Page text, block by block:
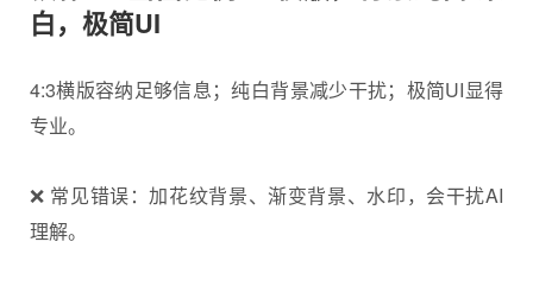
白，极简UI
4:3横版容纳足够信息；纯白背景减少干扰；极简UI显得
专业。
❌ 常见错误：加花纹背景、渐变背景、水印，会干扰AI
理解。